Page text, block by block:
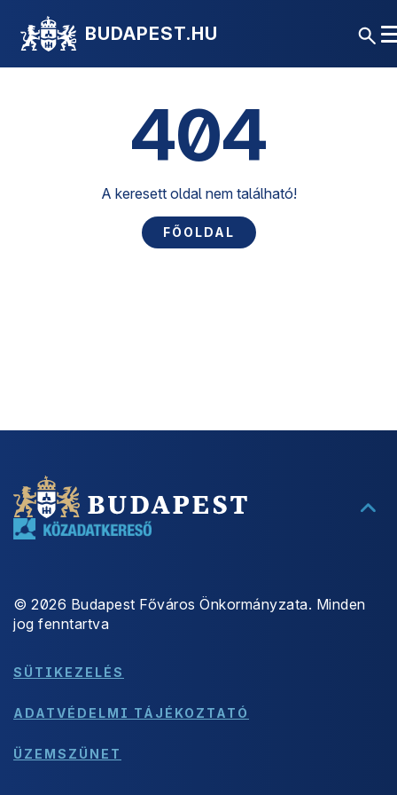
BUDAPEST.HU
404
A keresett oldal nem található!
FŐOLDAL
© 2026 Budapest Főváros Önkormányzata. Minden
jog fenntartva
SÜTIKEZELÉS
ADATVÉDELMI TÁJÉKOZTATÓ
ÜZEMSZÜNET